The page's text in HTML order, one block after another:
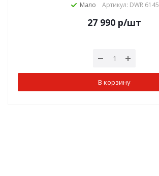
Мало Артикул: DWR 6145
27 990 р/шт
В корзину